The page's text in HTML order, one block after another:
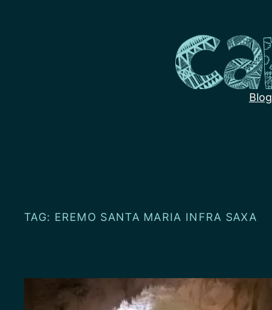
Blog
TAG: EREMO SANTA MARIA INFRA SAXA